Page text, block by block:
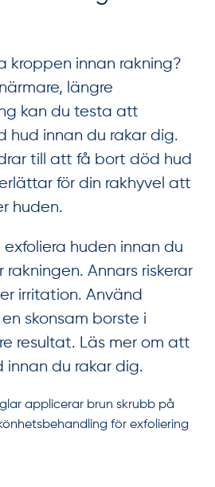
kroppen innan rakning?
längre
kan du testa att
hud innan du rakar dig.
till att få bort död hud
för din rakhyvel att
huden.
huden innan du
Annars riskerar
irritation. Använd
skonsam borste i
resultat. Läs mer om att
innan du rakar dig.